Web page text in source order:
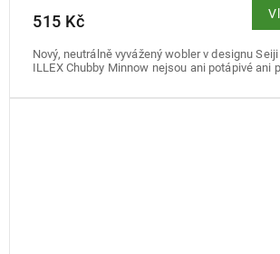
515 Kč
Nový, neutrálně vyvážený wobler v designu
ILLEX Chubby Minnow nejsou ani potápivé ani